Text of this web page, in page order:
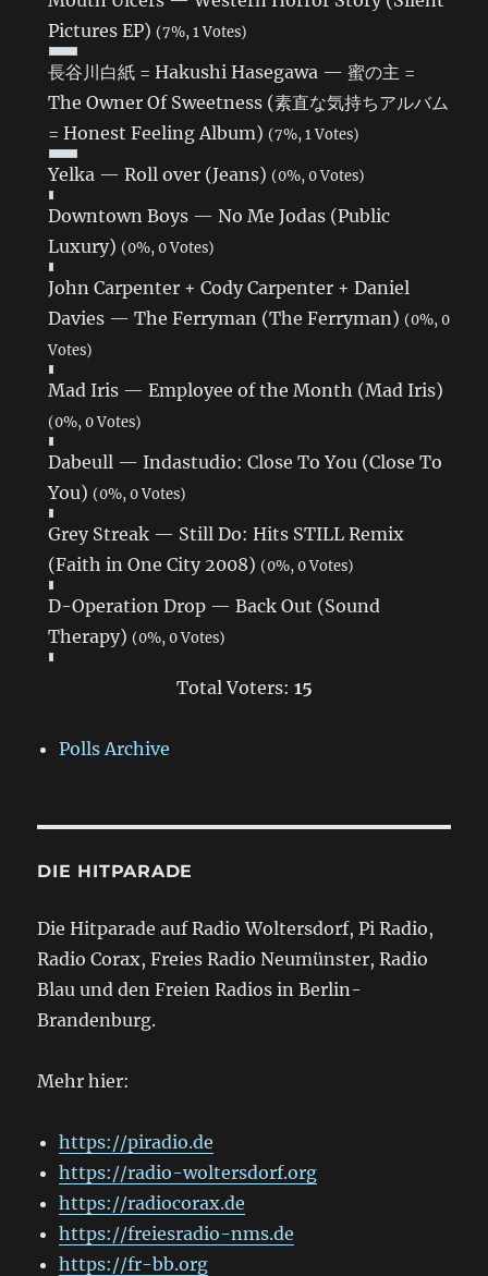
Pictures EP) (7%, 1 Votes)
長谷川白紙 = Hakushi Hasegawa — 蜜の主 =
The Owner Of Sweetness (素直な気持ちアルバム
= Honest Feeling Album) (7%, 1 Votes)
Yelka — Roll over (Jeans) (0%, 0 Votes)
Downtown Boys — No Me Jodas (Public
Luxury) (0%, 0 Votes)
John Carpenter + Cody Carpenter + Daniel
Davies — The Ferryman (The Ferryman) (0%, 0
Votes)
Mad Iris — Employee of the Month (Mad Iris)
(0%, 0 Votes)
Dabeull — Indastudio: Close To You (Close To
You) (0%, 0 Votes)
Grey Streak — Still Do: Hits STILL Remix
(Faith in One City 2008) (0%, 0 Votes)
D-Operation Drop — Back Out (Sound
Therapy) (0%, 0 Votes)
Total Voters: 15
Polls Archive
DIE HITPARADE
Die Hitparade auf Radio Woltersdorf, Pi Radio,
Radio Corax, Freies Radio Neumünster, Radio
Blau und den Freien Radios in Berlin-
Brandenburg.
Mehr hier:
https://piradio.de
https://radio-woltersdorf.org
https://radiocorax.de
https://freiesradio-nms.de
https://fr-bb.org